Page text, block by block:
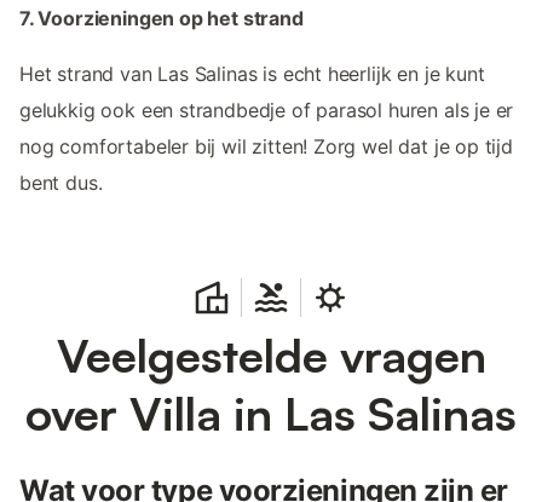
7. Voorzieningen op het strand
Het strand van Las Salinas is echt heerlijk en je kunt
gelukkig ook een strandbedje of parasol huren als je er
nog comfortabeler bij wil zitten! Zorg wel dat je op tijd
bent dus.
Veelgestelde vragen
over Villa in Las Salinas
Wat voor type voorzieningen zijn er